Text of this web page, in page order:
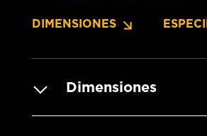
DIMENSIONES
Dimensiones